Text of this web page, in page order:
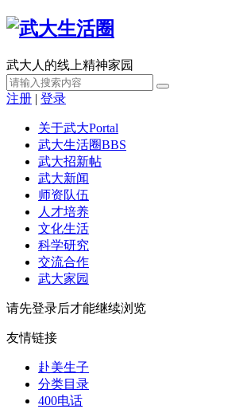
武大人的线上精神家园
注册 | 登录
关于武大Portal
武大生活圈BBS
武大招新帖
武大新闻
师资队伍
人才培养
文化生活
科学研究
交流合作
武大家园
请先登录后才能继续浏览
友情链接
赴美生子
分类目录
400电话